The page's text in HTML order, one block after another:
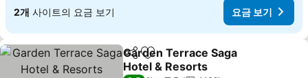
2개 사이트의 요금 보기 요금 보기
공유 즐겨찾기에 추가
Garden Terrace Saga
Hotel & Resorts